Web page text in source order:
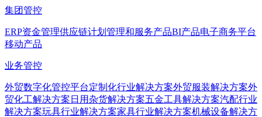
集团管控
ERP资金管理供应链计划管理和服务产品BI产品电子商务平台
移动产品
业务管控
外贸数字化管控平台定制化行业解决方案外贸服装解决方案外
贸化工解决方案 日用杂货解决方案五金工具解决方案汽配行业
解决方案玩具行业解决方案家具行业解决方案机械设备解决方